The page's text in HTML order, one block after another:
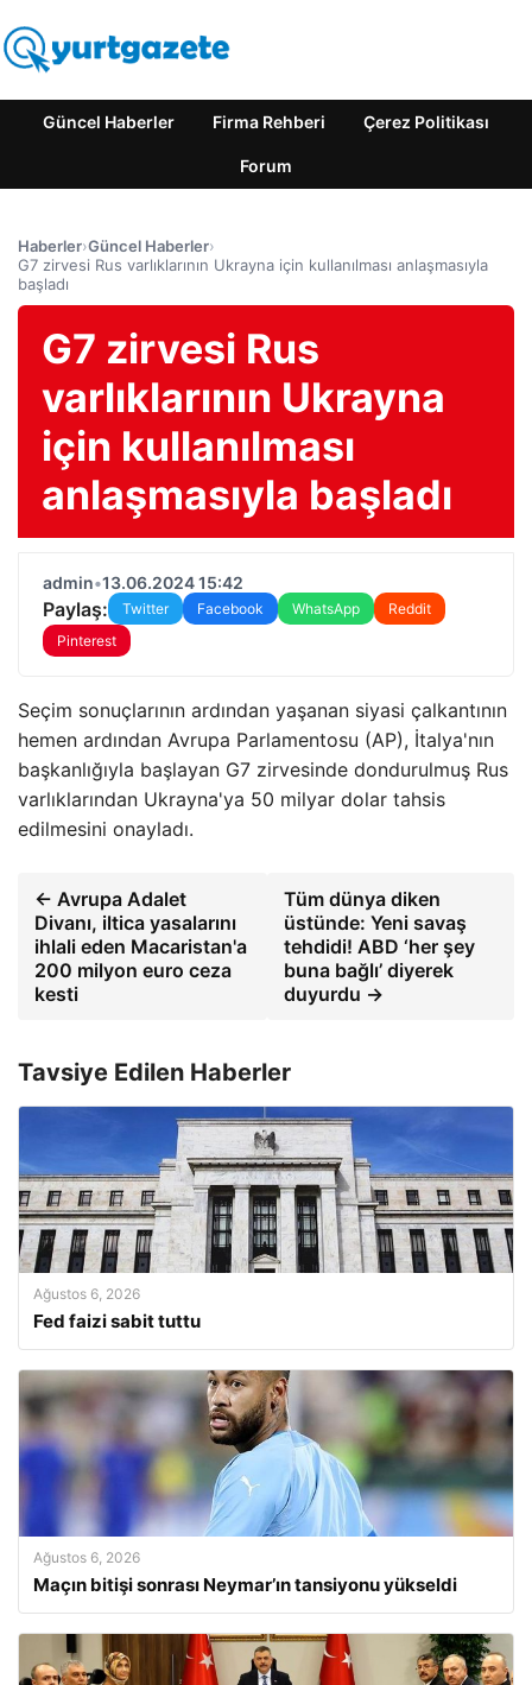
Güncel Haberler Firma Rehberi Çerez Politikası
Forum
Haberler›Güncel Haberler›
G7 zirvesi Rus varlıklarının Ukrayna için kullanılması anlaşmasıyla
başladı
G7 zirvesi Rus
varlıklarının Ukrayna
için kullanılması
anlaşmasıyla başladı
admin•13.06.2024 15:42
Paylaş: Twitter Facebook WhatsApp
Reddit
Pinterest
Seçim sonuçlarının ardından yaşanan siyasi çalkantının
hemen ardından Avrupa Parlamentosu (AP), İtalya'nın
başkanlığıyla başlayan G7 zirvesinde dondurulmuş Rus
varlıklarından Ukrayna'ya 50 milyar dolar tahsis
edilmesini onayladı.
← Avrupa Adalet
Divanı, iltica yasalarını
ihlali eden Macaristan'a
200 milyon euro ceza
kesti
Tüm dünya diken
üstünde: Yeni savaş
tehdidi! ABD ‘her şey
buna bağlı’ diyerek
duyurdu →
Tavsiye Edilen Haberler
Ağustos 6, 2026
Fed faizi sabit tuttu
Ağustos 6, 2026
Maçın bitişi sonrası Neymar’ın tansiyonu yükseldi